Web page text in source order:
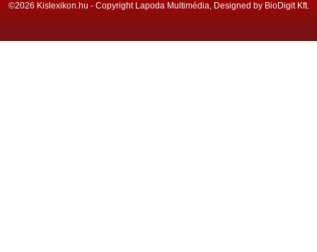
©2026 Kislexikon.hu - Copyright Lapoda Multimédia, Designed by BioDigit Kft.